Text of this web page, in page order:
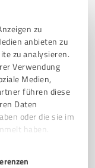
zu
anbieten zu
zu analysieren.
Verwendung
Medien,
führen diese
Daten
oder die sie im
haben.
und
VERKAUF
BAD WINDSHEIM
SEMINARE